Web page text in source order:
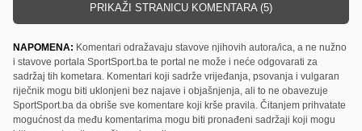
PRIKAŽI STRANICU KOMENTARA (5)
NAPOMENA: Komentari odražavaju stavove njihovih autora/ica, a ne nužno
i stavove portala SportSport.ba te portal ne može i neće odgovarati za
sadržaj tih kometara. Komentari koji sadrže vrijeđanja, psovanja i vulgaran
riječnik mogu biti uklonjeni bez najave i objašnjenja, ali to ne obavezuje
SportSport.ba da obriše sve komentare koji krše pravila. Čitanjem prihvatate
mogućnost da među komentarima mogu biti pronađeni sadržaji koji mogu